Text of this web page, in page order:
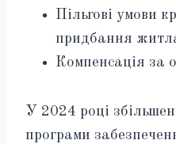
Пільгові умови
придбання
Компенсація за
У 2024 році
програми